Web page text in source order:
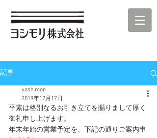
記事
yoshimori
2019年12月17日
平素は格別なるお引き立てを賜りまして厚く
御礼申し上げます。
年末年始の営業予定を、下記の通りご案内申